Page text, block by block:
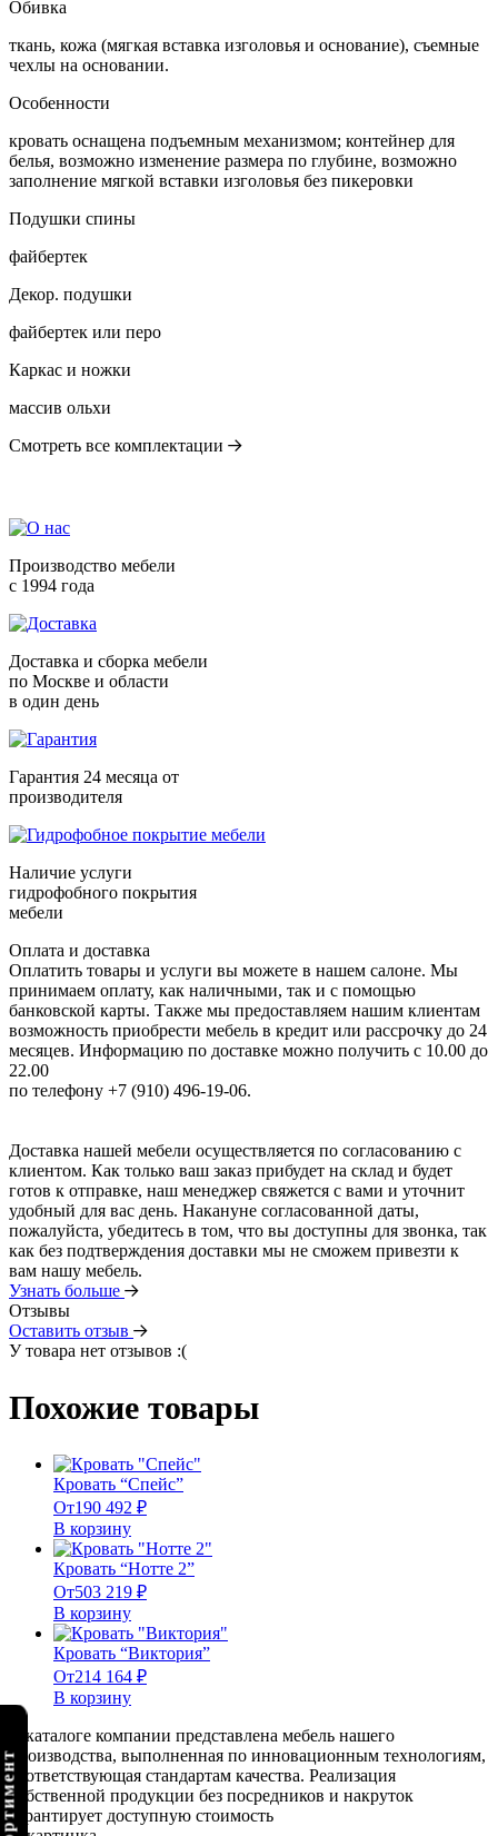
Обивка
ткань, кожа (мягкая вставка изголовья и основание), съемные
чехлы на основании.
Особенности
кровать оснащена подъемным механизмом; контейнер для
белья, возможно изменение размера по глубине, возможно
заполнение мягкой вставки изголовья без пикеровки
Подушки спины
файбертек
Декор. подушки
файбертек или перо
Каркас и ножки
массив ольхи
Смотреть все комплектации
Производство мебели
с 1994 года
Доставка и сборка мебели
по Москве и области
в один день
Гарантия 24 месяца от
производителя
Наличие услуги
гидрофобного покрытия
мебели
Оплата и доставка
Оплатить товары и услуги вы можете в нашем салоне. Мы
принимаем оплату, как наличными, так и с помощью
банковской карты. Также мы предоставляем нашим клиентам
возможность приобрести мебель в кредит или рассрочку до 24
месяцев. Информацию по доставке можно получить с 10.00 до
22.00
по телефону +7 (910) 496-19-06.
Доставка нашей мебели осуществляется по согласованию с
клиентом. Как только ваш заказ прибудет на склад и будет
готов к отправке, наш менеджер свяжется с вами и уточнит
удобный для вас день. Накануне согласованной даты,
пожалуйста, убедитесь в том, что вы доступны для звонка, так
как без подтверждения доставки мы не сможем привезти к
вам нашу мебель.
Узнать больше
Отзывы
Оставить отзыв
У товара нет отзывов :(
Похожие товары
Кровать “Спейс”
От190 492 ₽
В корзину
Кровать “Нотте 2”
От503 219 ₽
В корзину
Кровать “Виктория”
От214 164 ₽
В корзину
В каталоге компании представлена мебель нашего
производства, выполненная по инновационным технологиям,
соответствующая стандартам качества. Реализация
собственной продукции без посредников и накруток
гарантирует доступную стоимость